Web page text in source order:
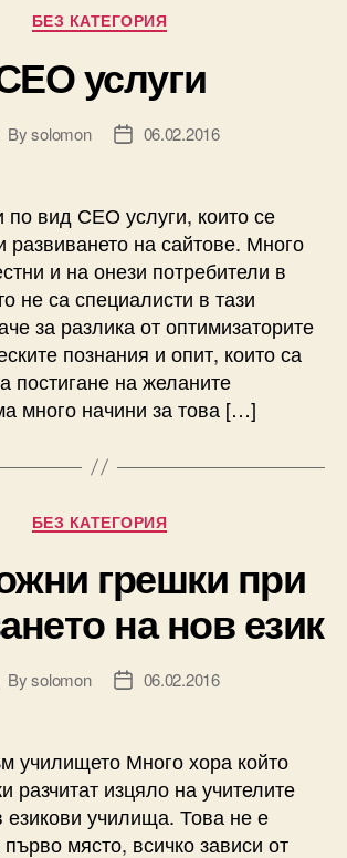
Categories
БЕЗ КАТЕГОРИЯ
услуги
Bysolomon
Post06.02.2016
по вид СЕО услуги, които се
развиването на сайтове. Много
и на онези потребители в
не са специалисти в тази
за разлика от оптимизаторите
познания и опит, които са
постигане на желаните
много начини за това […]
Categories
БЕЗ КАТЕГОРИЯ
грешки при
на нов език
Bysolomon
Post06.02.2016
училището Много хора който
разчитат изцяло на учителите
езикови училища. Това не е
място, всичко зависи от